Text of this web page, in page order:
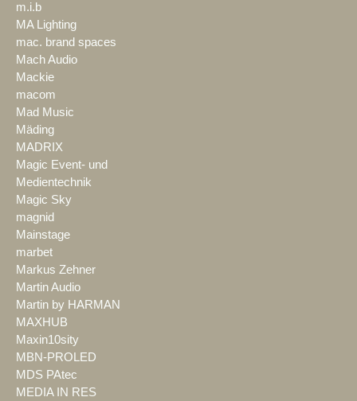
m.i.b
MA Lighting
mac. brand spaces
Mach Audio
Mackie
macom
Mad Music
Mäding
MADRIX
Magic Event- und
Medientechnik
Magic Sky
magnid
Mainstage
marbet
Markus Zehner
Martin Audio
Martin by HARMAN
MAXHUB
Maxin10sity
MBN-PROLED
MDS PAtec
MEDIA IN RES